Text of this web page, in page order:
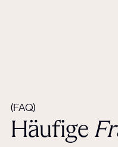
(FAQ)
Häufige